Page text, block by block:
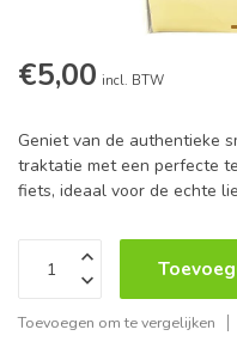
€5,00 incl. BTW
Geniet van de authentieke
traktatie met een perfecte
fiets, ideaal voor de echte
Toevoegen om te vergelijken